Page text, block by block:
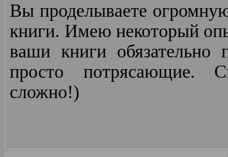
Вы проделываете
книги. Имею некоторый
ваши книги
просто потрясающие.
сложно!)